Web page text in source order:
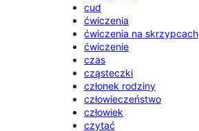
cud
ćwiczenia
ćwiczenia na skrzypcach
ćwiczenie
czas
cząsteczki
członek rodziny
człowieczeństwo
człowiek
czytać